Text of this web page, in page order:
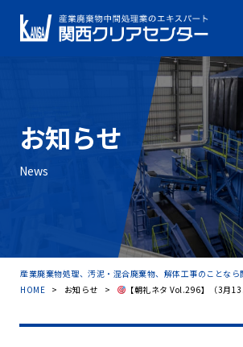
お知らせ
News
産業廃棄物処理、汚泥・混合廃棄物、解体工事のことなら
HOME > お知らせ > 【朝礼ネタ Vol.296】（3月